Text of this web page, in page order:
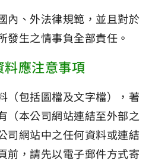
內、外法律規範，並且對於
發生之情事負全部責任。
料應注意事項
（包括圖檔及文字檔），著
（本公司網站連結至外部之
司網站中之任何資料或連結
前，請先以電子郵件方式寄